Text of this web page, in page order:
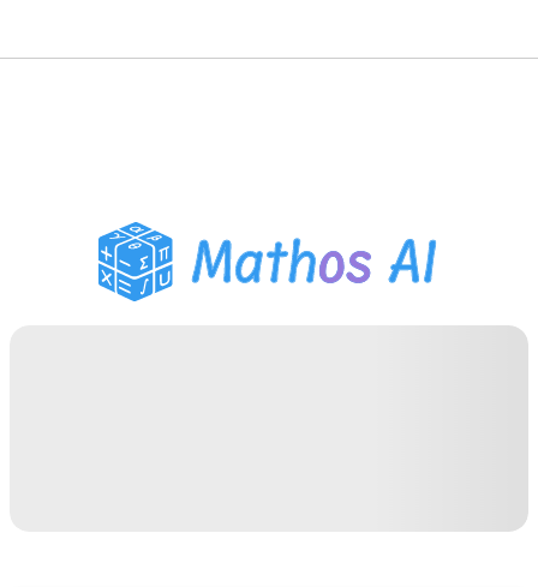
PDF Hausaufgaben-Helfer
Lernwerkzeuge